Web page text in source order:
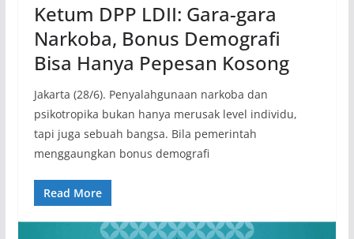
Ketum DPP LDII: Gara-gara
Narkoba, Bonus Demografi
Bisa Hanya Pepesan Kosong
Jakarta (28/6). Penyalahgunaan narkoba dan
psikotropika bukan hanya merusak level individu,
tapi juga sebuah bangsa. Bila pemerintah
menggaungkan bonus demografi
Read More